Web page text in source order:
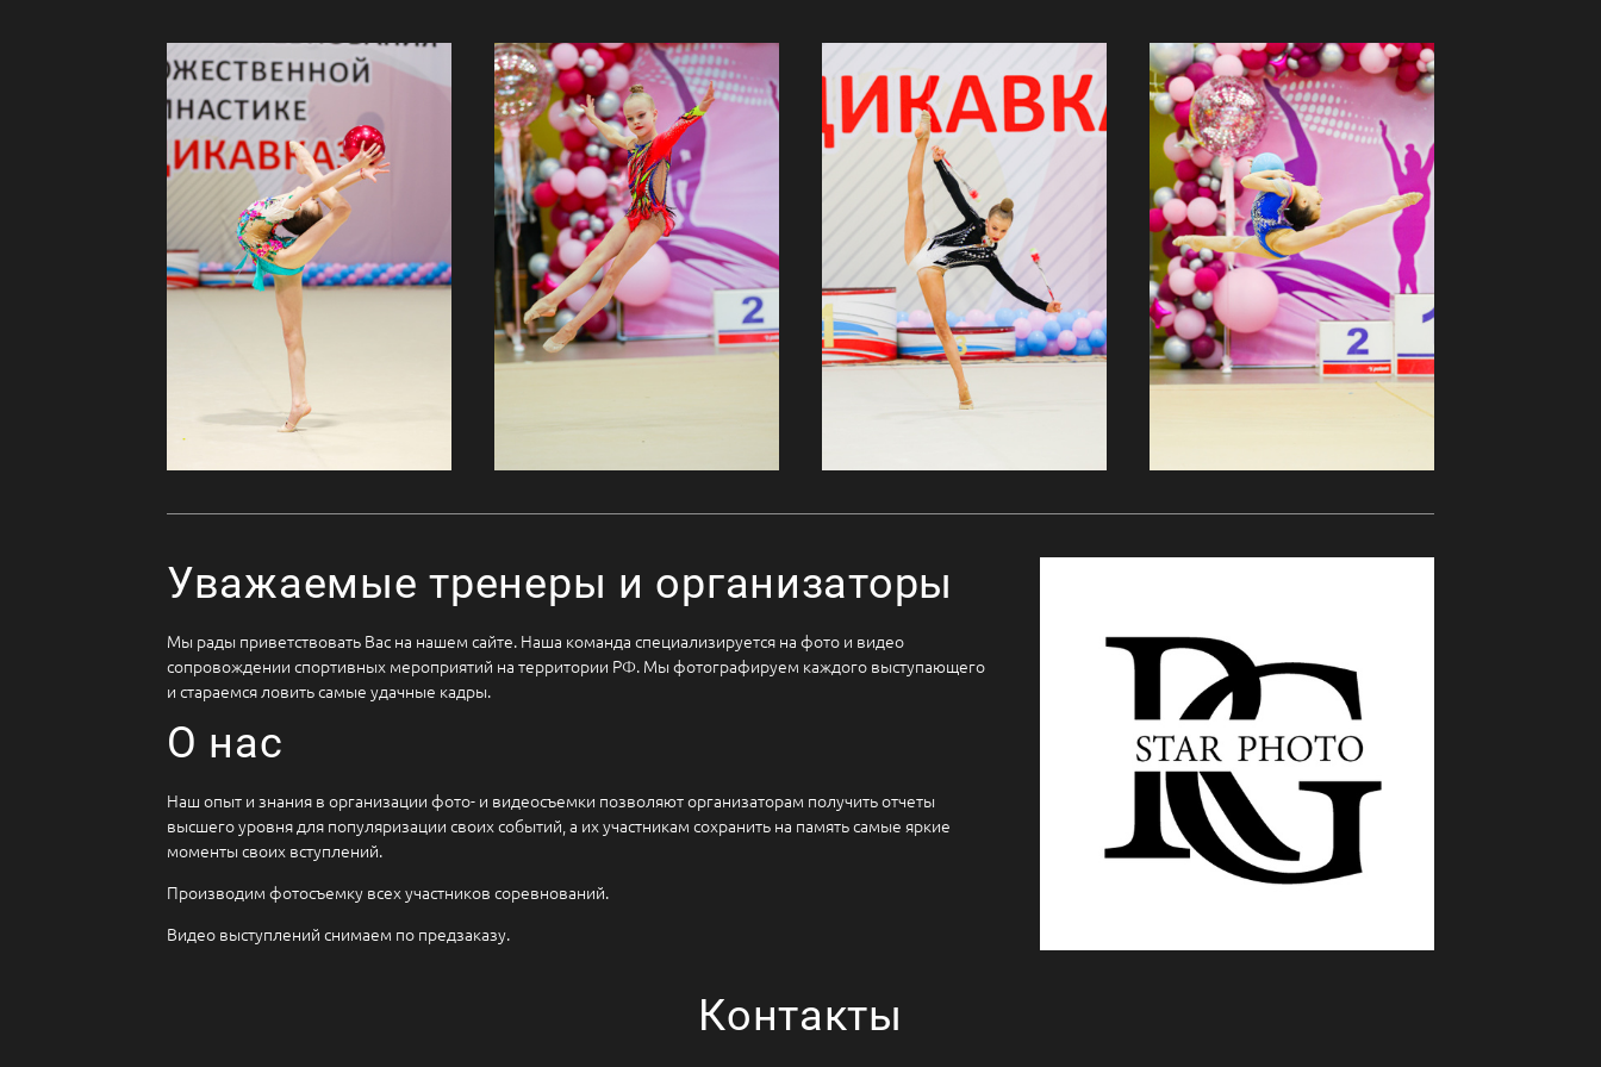
Уважаемые тренеры и организаторы
Мы рады приветствовать Вас на нашем сайте. Наша команда специализируется на фото и видео
сопровождении спортивных мероприятий на территории РФ. Мы фотографируем каждого выступающего
и стараемся ловить самые удачные кадры.
О нас
Наш опыт и знания в организации фото- и видеосъемки позволяют организаторам получить отчеты
высшего уровня для популяризации своих событий, а их участникам сохранить на память самые яркие
моменты своих вступлений.
Производим фотосъемку всех участников соревнований.
Видео выступлений снимаем по предзаказу.
Контакты